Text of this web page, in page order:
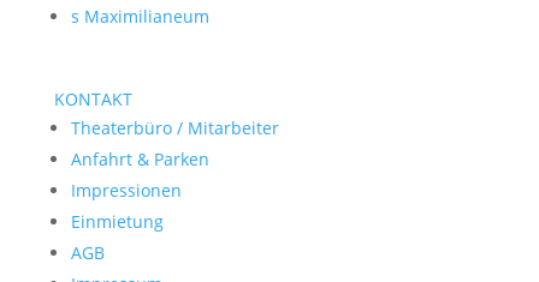
s Maximilianeum
KONTAKT
Theaterbüro / Mitarbeiter
Anfahrt & Parken
Impressionen
Einmietung
AGB